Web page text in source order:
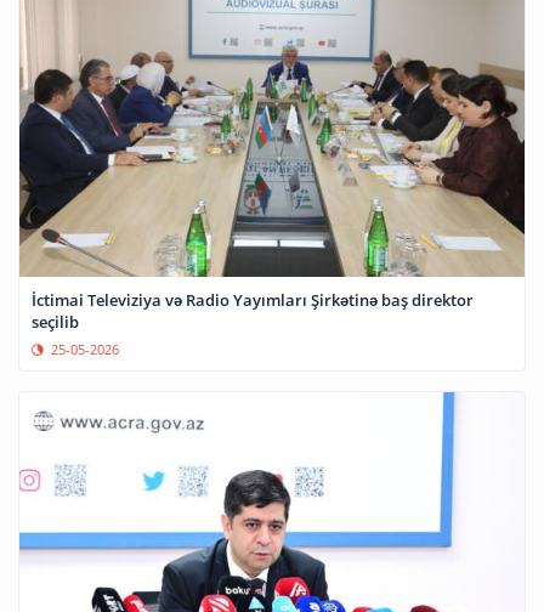
İctimai Televiziya və Radio Yayımları Şirkətinə baş direktor
seçilib
25-05-2026